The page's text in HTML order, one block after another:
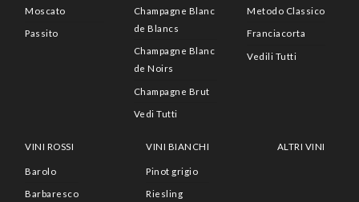
Moscato
Passito
Champagne Blanc
de Blancs
Champagne Blanc
de Noirs
Champagne Brut
Vedi Tutti
Metodo Classico
Franciacorta
Vedili Tutti
VINI ROSSI
Barolo
Barbaresco
VINI BIANCHI
Pinot grigio
Riesling
ALTRI VINI